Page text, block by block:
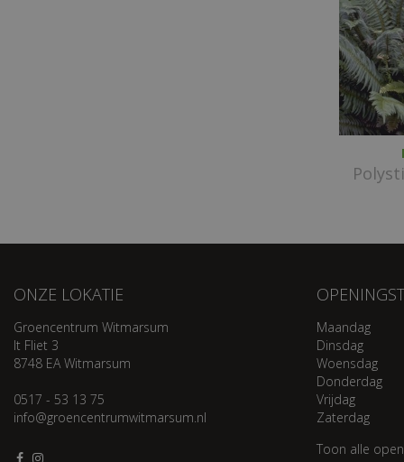
ONZE LOKATIE
Groencentrum Witmarsum
It Fliet 3
8748 EA Witmarsum
0517 - 53 13 75
info@groencentrumwitmarsum.nl
Maandag
Dinsdag
Woensdag
Donderdag
Vrijdag
Zaterdag
Toon alle